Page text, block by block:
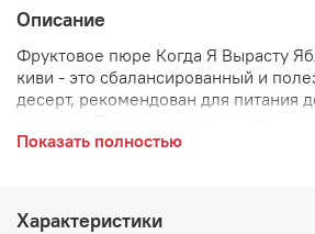
Описание
Фруктовое пюре Когда Я Вырасту
киви - это сбалансированный и
десерт, рекомендован для питания
малышей и деток постарше, но и
Показать полностью
Характеристики